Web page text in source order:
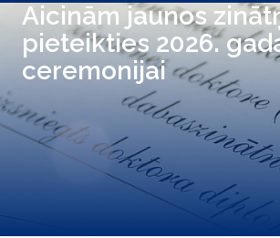
Aicinām jaunos
pieteikties 2026.
ceremonijai